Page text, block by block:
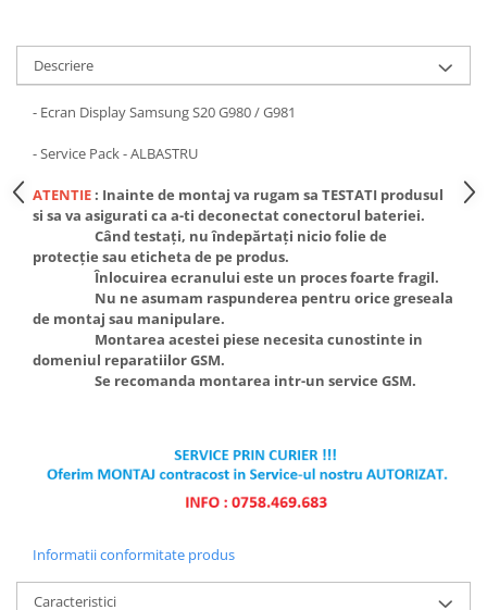
XIAOMI COMPATIBILE
XIAOMI SERVICE PACK
Ecrane Pentru NOKIA
NOKIA COMPATIBILE
Ecrane Pentru VIVO
VIVO COMPATIBILE
Ecrane Pentru OPPO
OPPO COMPATIBILE
OPPO SERVICE PACK
Ecrane Pentru REALME
REALME COMPATIBILE
LG COMPATIBILE
Ecrane Pentru DOOGEE
DOOGEE SERVICE PACK
Ecrane Pentru LENOVO
Descriere
- Ecran Display Samsung S20 G980 / G981
- Service Pack - ALBASTRU
ATENTIE: Inainte de montaj va rugam sa TESTATI produsul
si sa va asigurati ca a-ti deconectat conectorul bateriei.
Când testați, nu îndepărtați nicio folie de
protecție sau eticheta de pe produs.
Înlocuirea ecranului este un proces foarte fragil.
Nu ne asumam raspunderea pentru orice greseala
de montaj sau manipulare.
Montarea acestei piese necesita cunostinte in
domeniul reparatiilor GSM.
Se recomanda montarea intr-un service GSM.
Informatii conformitate produs
Caracteristici